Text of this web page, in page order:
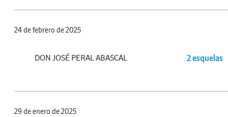
24 de febrero de 2025
DON JOSÉ PERAL ABASCAL 2 esquelas
29 de enero de 2025